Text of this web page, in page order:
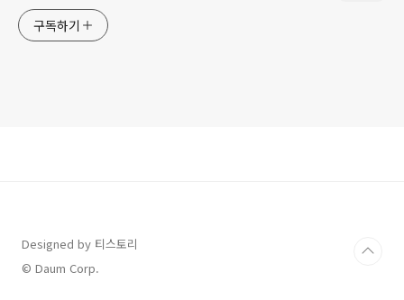
구독하기
Designed by 티스토리
© Daum Corp.